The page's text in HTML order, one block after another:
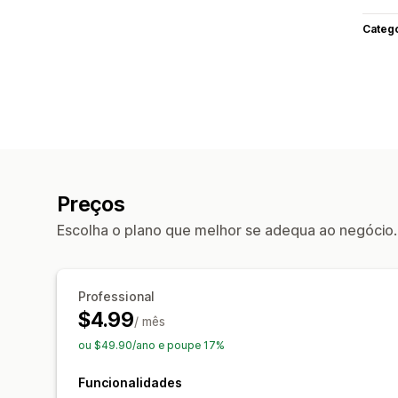
Preços
Escolha o plano que melhor se adequa ao negócio.
Professional
$4.99/ mês
ou $49.90/ano e poupe 17%
Funcionalidades